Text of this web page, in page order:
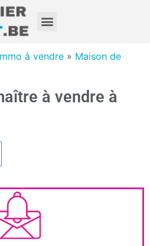
à vendre » Maison de
à vendre à